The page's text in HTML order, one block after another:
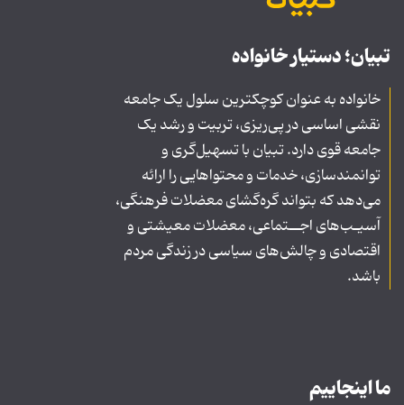
تبیان؛ دستیار خانواده
خانواده به عنوان کوچکترین سلول یک جامعه
نقشی اساسی در پی‌ریزی، تربیت و رشد یک
جامعه قوی دارد. تبیان با تسهیل‌گری و
توانمندسازی، خدمات و محتواهایی را ارائه
می‌دهد که بتواند گره‌گشای معضلات فرهنگی،
آسیـب‌های اجــتماعی، معضلات معیشتی و
اقتصادی و چالش‌های سیاسی در زندگی مردم
باشد.
ما اینجاییم